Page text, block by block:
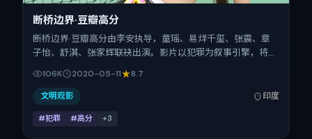
断桥边界·豆瓣高分
断桥边界·豆瓣高分由李安执导，童瑶、易烊千玺、张震、章
子怡、舒淇、张家辉联袂出演。影片以犯罪为叙事引擎，将故
2020年5月11日于印度首映（春季档），片长126分钟，适合
喜欢强情节与细腻表演的观众。
106K 2020-05-11 8.7
文明观影 印度
#犯罪 #高分 +3